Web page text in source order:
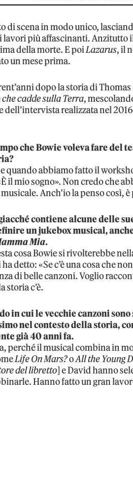
di scena in modo unico,
lavori più affascinanti. Anzitutto
della morte. E poiLazarus, il
un mese prima.
dopo la storia di
che cadde sulla Terra,
dell’intervista realizzata nel
che Bowie voleva fare del
quando abbiamo fatto il
il mio sogno». Non credo che
Anch’io la penso così,
contiene alcune delle
un jukebox musical,
Mia.
cosa Bowie si rivolterebbe
detto: «Se c’è una cosa che
di belle canzoni. Voglio
storia c’è.
in cui le vecchie canzoni
nel contesto della storia,
già 40 anni fa.
perché il musical combina in
Life On Mars?oAll the Young
del libretto] e David hanno
Hanno fatto un gran